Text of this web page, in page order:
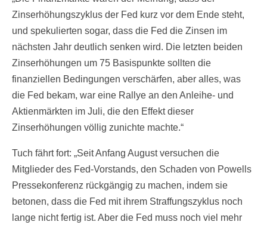
Zinserhöhungszyklus der Fed kurz vor dem Ende steht,
und spekulierten sogar, dass die Fed die Zinsen im
nächsten Jahr deutlich senken wird. Die letzten beiden
Zinserhöhungen um 75 Basispunkte sollten die
finanziellen Bedingungen verschärfen, aber alles, was
die Fed bekam, war eine Rallye an den Anleihe- und
Aktienmärkten im Juli, die den Effekt dieser
Zinserhöhungen völlig zunichte machte.“
Tuch fährt fort: „Seit Anfang August versuchen die
Mitglieder des Fed-Vorstands, den Schaden von Powells
Pressekonferenz rückgängig zu machen, indem sie
betonen, dass die Fed mit ihrem Straffungszyklus noch
lange nicht fertig ist. Aber die Fed muss noch viel mehr